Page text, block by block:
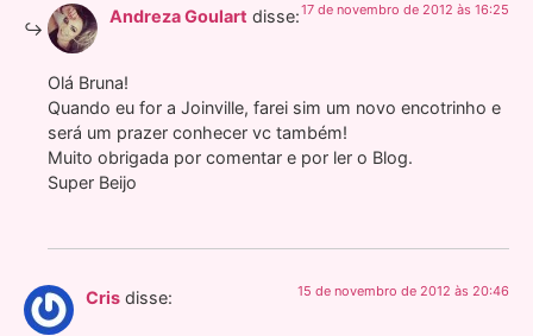
Andreza Goulart disse:17 de novembro de 2012 às 16:25
Olá Bruna!
Quando eu for a Joinville, farei sim um novo encotrinho e
será um prazer conhecer vc também!
Muito obrigada por comentar e por ler o Blog.
Super Beijo
Cris disse: 15 de novembro de 2012 às 20:46